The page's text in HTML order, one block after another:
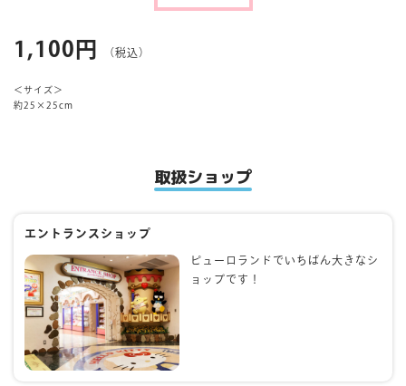
1,100円 （税込）
＜サイズ＞
約25×25cm
取扱ショップ
エントランスショップ
ピューロランドでいちばん大きなシ
ョップです！